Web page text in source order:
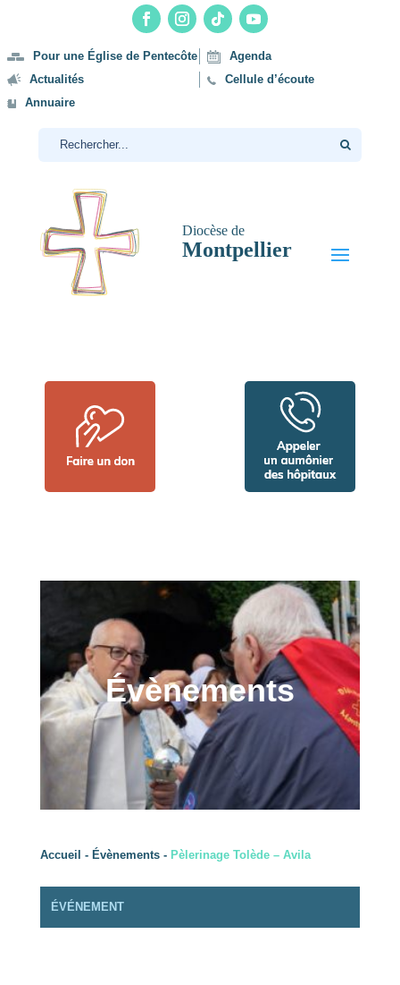
Pour une Église de Pentecôte
Agenda
Actualités
Cellule d’écoute
Annuaire
Évènements
Accueil - Évènements- Pèlerinage Tolède – Avila
ÉVÉNEMENT